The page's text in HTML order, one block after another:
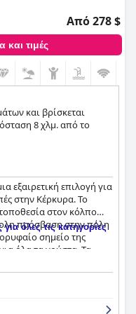
Από 278 $
και τιμές
και βρίσκεται
8 χλμ. από το
εξαιρετική επιλογή για
στην Κέρκυρα. Το
τοποθεσία στον κόλπο
πρόσβαση στην πόλη
σημείο της
όλα τα γούστα. Τα
καλά διακοσμημένα με
εξαιρετικό, φιλικό,
ένα σημαντικό
όλες τις κατηγορίες